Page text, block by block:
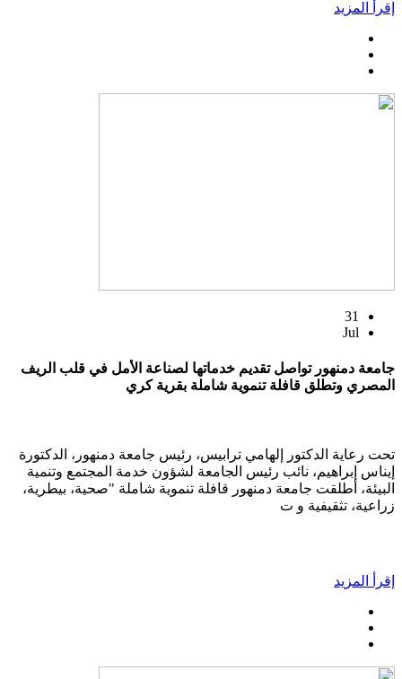
إقرأ المزيد
31
Jul
جامعة دمنهور تواصل تقديم خدماتها لصناعة الأمل في قلب الريف
المصري وتطلق قافلة تنموية شاملة بقرية كري
تحت رعاية الدكتور إلهامي ترابيس، رئيس جامعة دمنهور، الدكتورة
إيناس إبراهيم، نائب رئيس الجامعة لشؤون خدمة المجتمع وتنمية
البيئة، أطلقت جامعة دمنهور قافلة تنموية شاملة "صحية، بيطرية،
زراعية، تثقيفية و ت
إقرأ المزيد